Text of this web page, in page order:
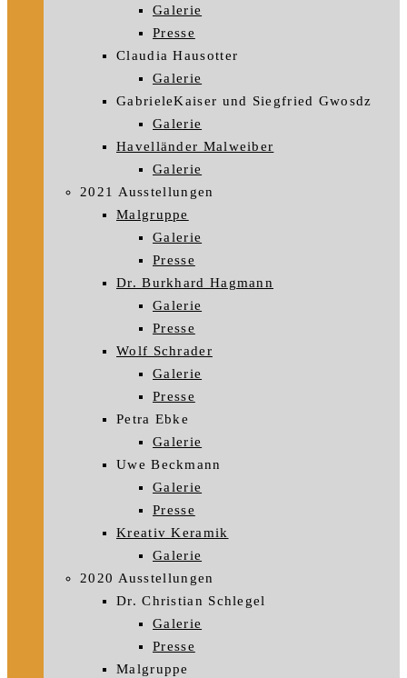
Galerie
Presse
Claudia Hausotter
Galerie
GabrieleKaiser und Siegfried Gwosdz
Galerie
Havelländer Malweiber
Galerie
2021 Ausstellungen
Malgruppe
Galerie
Presse
Dr. Burkhard Hagmann
Galerie
Presse
Wolf Schrader
Galerie
Presse
Petra Ebke
Galerie
Uwe Beckmann
Galerie
Presse
Kreativ Keramik
Galerie
2020 Ausstellungen
Dr. Christian Schlegel
Galerie
Presse
Malgruppe